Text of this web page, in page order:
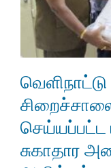
செய்யப்பட்ட
சுகாதார